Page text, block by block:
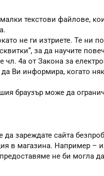
текстови файлове,
не ги изтриете. Те
за да научите
4а от Закона за
Ви информира, когато
браузър може да
зареждате сайта
в магазина. Например –
не би